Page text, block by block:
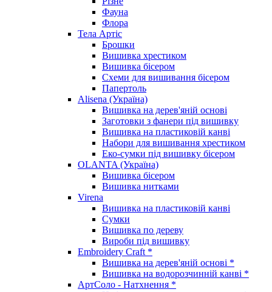
Фауна
Флора
Тела Артіс
Брошки
Вишивка хрестиком
Вишивка бісером
Схеми для вишивання бісером
Папертоль
Alisena (Україна)
Вишивка на дерев'яній основі
Заготовки з фанери під вишивку
Вишивка на пластиковій канві
Набори для вишивання хрестиком
Еко-сумки під вишивку бісером
OLANTA (Україна)
Вишивка бісером
Вишивка нитками
Virena
Вишивка на пластиковій канві
Сумки
Вишивка по дереву
Вироби під вишивку
Embroidery Craft *
Вишивка на дерев'яній основі *
Вишивка на водорозчинній канві *
АртСоло - Натхнення *